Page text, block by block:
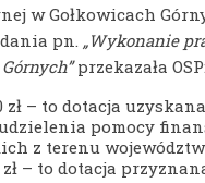
w Gołkowicach
pn. „Wykonanie
przekazała
zł – to dotacja
pomocy
z terenu
zł – to dotacja